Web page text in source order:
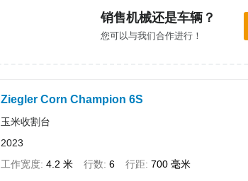
销售机械还是车辆？
您可以与我们合作进行！
Ziegler Corn Champion 6S
玉米收割台
2023
工作宽度 4.2 米 行数 6 行距 700 毫米